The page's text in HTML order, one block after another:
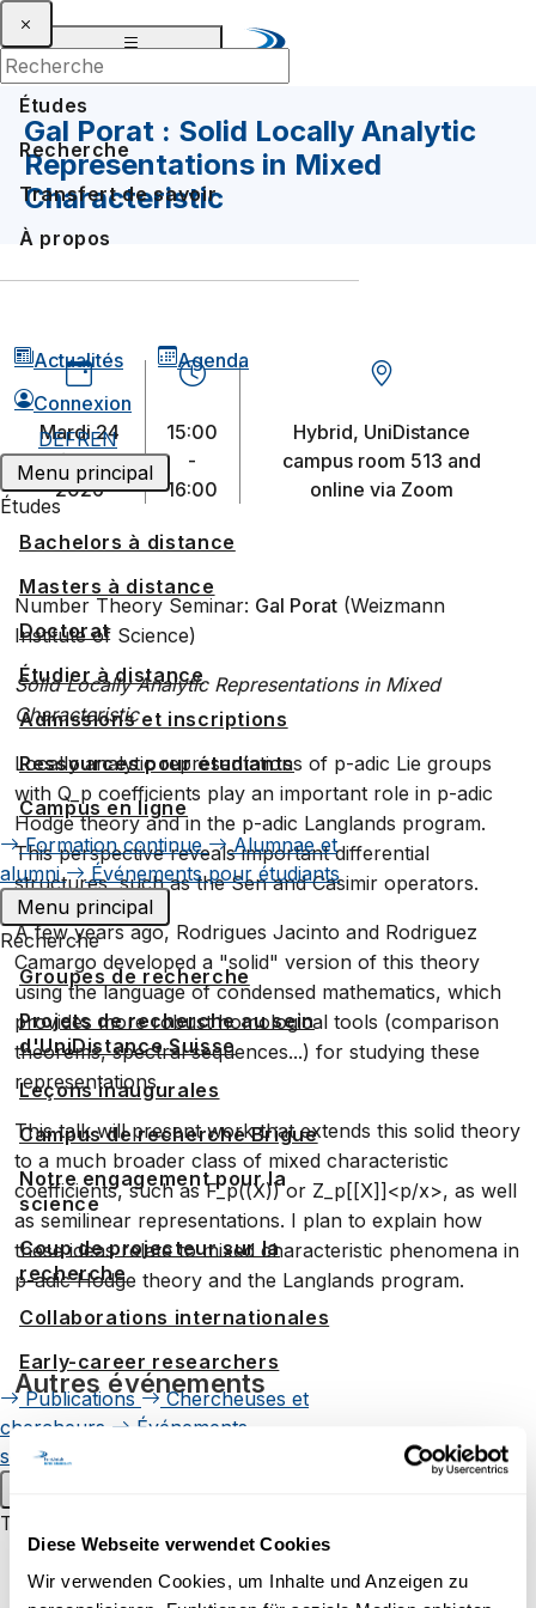
Diese Webseite verwendet Cookies
Wir verwenden Cookies, um Inhalte und Anzeigen zu
Études
Recherche
Transfert de savoir
À propos
Actualités
Agenda
Connexion
DEFREN
Menu principal
Études
Bachelors à distance
Masters à distance
Doctorat
Étudier à distance
Admissions et inscriptions
Ressources pour étudiants
Campus en ligne
Formation continue
Alumnae et
alumni
Événements pour étudiants
Menu principal
Recherche
Groupes de recherche
Projets de recherche au sein
d'UniDistance Suisse
Leçons inaugurales
Campus de recherche Brigue
Notre engagement pour la
science
Coup de projecteur sur la
recherche
Collaborations internationales
Early-career researchers
Publications
Chercheuses et
chercheurs
Événements
scientifiques
Transfert de savoir
Uni60+
Gal Porat : Solid Locally Analytic
Representations in Mixed
Characteristic
mardi 24
février
2026
15:00
-
16:00
Hybrid, UniDistance
campus room 513 and
online via Zoom
Number Theory Seminar: Gal Porat (Weizmann
Institute of Science)
Solid Locally Analytic Representations in Mixed
Characteristic
Locally analytic representations of p-adic Lie groups
with Q_p coefficients play an important role in p-adic
Hodge theory and in the p-adic Langlands program.
This perspective reveals important differential
structures, such as the Sen and Casimir operators.
A few years ago, Rodrigues Jacinto and Rodriguez
Camargo developed a "solid" version of this theory
using the language of condensed mathematics, which
provides more robust homological tools (comparison
theorems, spectral sequences...) for studying these
representations.
This talk will present work that extends this solid theory
to a much broader class of mixed characteristic
coefficients, such as F_p((X)) or Z_p[[X]]<p/x>, as well
as semilinear representations. I plan to explain how
these ideas relate to mixed characteristic phenomena in
p-adic Hodge theory and the Langlands program.
Autres événements
SÉANCE D'INFORMATION